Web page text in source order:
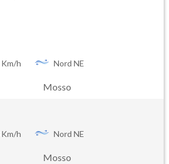
Km/h Nord NE
Mosso
Km/h Nord NE
Mosso